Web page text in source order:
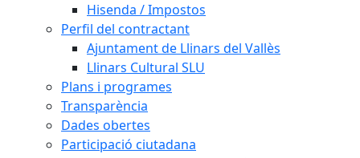
Hisenda / Impostos
Perfil del contractant
Ajuntament de Llinars del Vallès
Llinars Cultural SLU
Plans i programes
Transparència
Dades obertes
Participació ciutadana